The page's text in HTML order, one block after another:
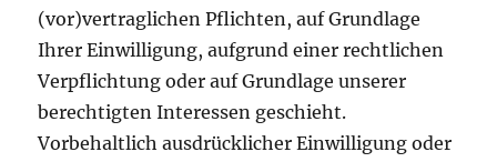
(vor)vertraglichen Pflichten, auf Grundlage
Ihrer Einwilligung, aufgrund einer rechtlichen
Verpflichtung oder auf Grundlage unserer
berechtigten Interessen geschieht.
Vorbehaltlich ausdrücklicher Einwilligung oder